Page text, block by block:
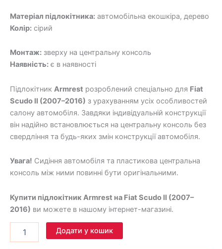
Матеріал підлокітника: автомобільна екошкіра, дерево
Колір: сірий
Монтаж: зверху на центральну консоль
Наявність: є в наявності
Підлокітник Armrest розроблений спеціально для Fiat
Scudo II (2007–2016) з урахуванням усіх особливостей
салону автомобіля. Завдяки індивідуальній конструкції
він надійно встановлюється на центральну консоль без
свердління та будь-яких змін конструкції автомобіля.
Увага! Сидіння автомобіля та пластикова центральна
консоль між ними повинні бути оригінальними.
Купити підлокітник Armrest на Fiat Scudo II (2007–
2016) ви можете в нашому інтернет-магазині.
Додати у кошик